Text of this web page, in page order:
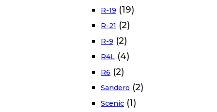
R-19 (19)
R-21 (2)
R-9 (2)
R4L (4)
R6 (2)
Sandero (2)
Scenic (1)